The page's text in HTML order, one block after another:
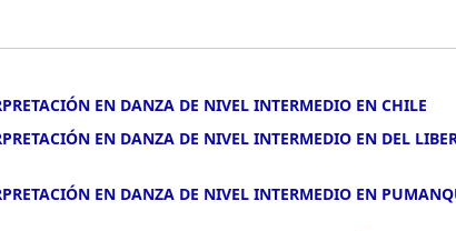
EN DANZA DE NIVEL INTERMEDIO EN CHILE
EN DANZA DE NIVEL INTERMEDIO EN DEL
EN DANZA DE NIVEL INTERMEDIO EN